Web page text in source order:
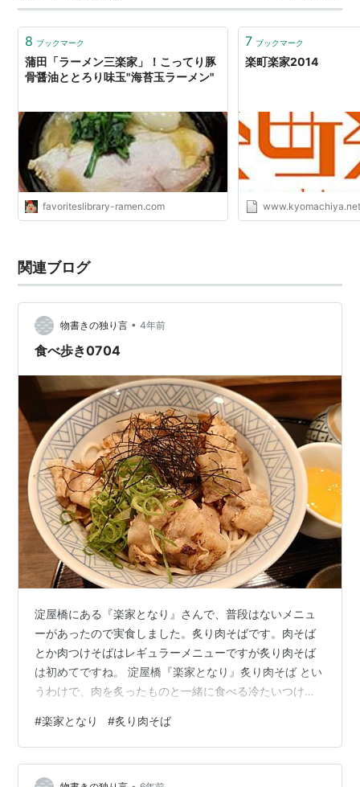
ェ』さんの、プレミアムチョコクロのゴールドメル…
8 ブックマーク
蒲田「ラーメン三楽家」！こってり豚
骨醤油ととろり味玉"海苔玉ラーメン"
favoriteslibrary-ramen.com
7 ブックマーク
楽町楽家2014
関連ブログ
物書きの独り言 • 4年前
食べ歩き0704
淀屋橋にある『楽家となり』さんで、普段はないメニュ
ーがあったので実食しました。炙り肉そばです。肉そば
とか肉つけそばはレギュラーメニューですが炙り肉そば
は初めてですね。 淀屋橋『楽家となり』炙り肉そば とい
うわけで、肉を炙ったものと一緒に食べる冷たいつけそ
したが、このメニューには重大な欠点がありますね。肉
を冷たいつゆに漬けると、脂が固まってつゆに白く浮き
ますね。そういえば、普段の肉つけそばのつゆは、温か
#楽家となり #炙り肉そば